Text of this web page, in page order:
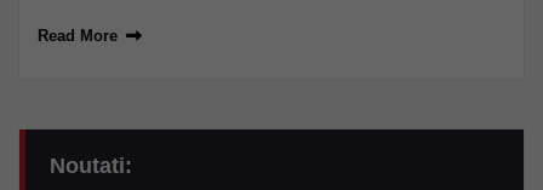
Read More
Noutati: